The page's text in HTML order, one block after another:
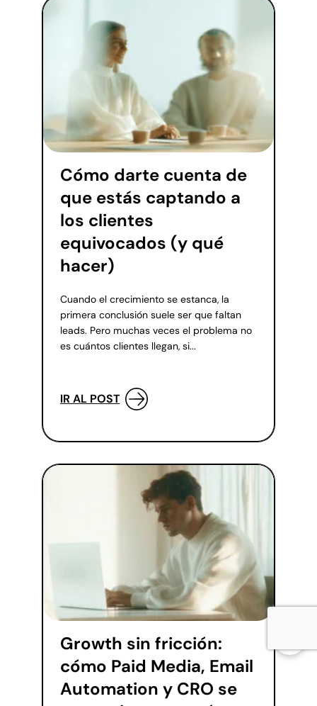
Cómo darte cuenta de
que estás captando a
los clientes
equivocados (y qué
hacer)
Cuando el crecimiento se estanca, la
primera conclusión suele ser que faltan
leads. Pero muchas veces el problema no
es cuántos clientes llegan, si...
IR AL POST
Growth sin fricción:
cómo Paid Media, Email
Automation y CRO se